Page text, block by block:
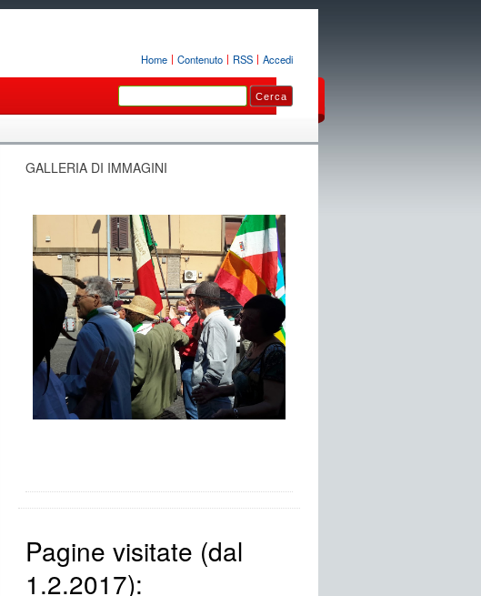
Home Contenuto RSS Accedi
GALLERIA DI IMMAGINI
Pagine visitate (dal
1.2.2017):